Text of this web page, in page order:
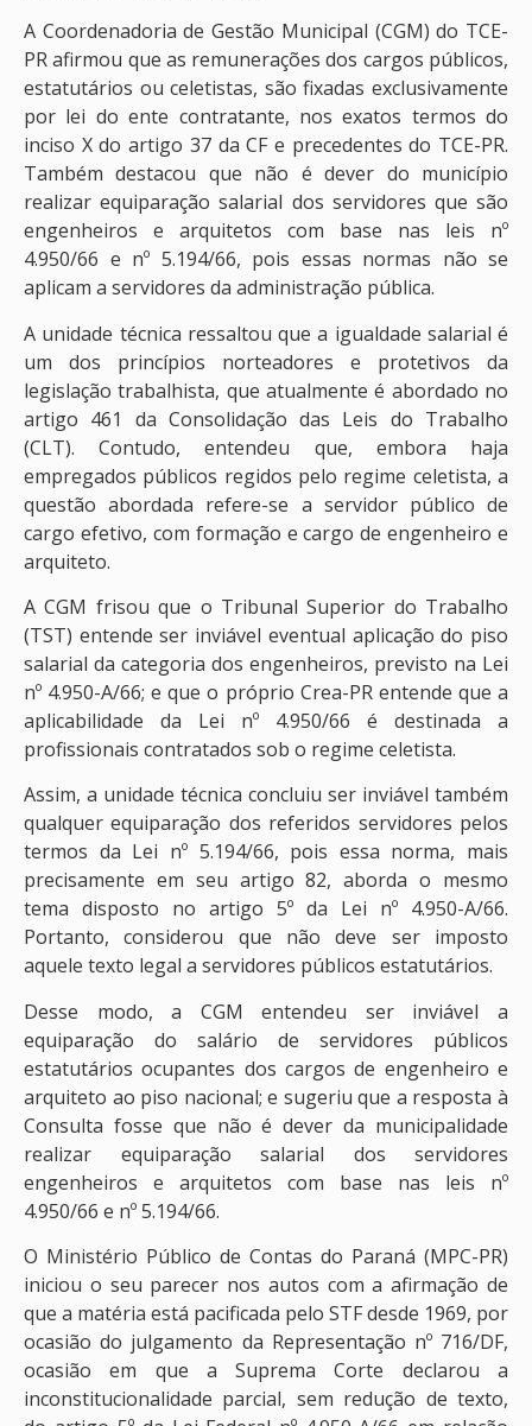
A Coordenadoria de Gestão Municipal (CGM) do TCE-
PR afirmou que as remunerações dos cargos públicos,
estatutários ou celetistas, são fixadas exclusivamente
por lei do ente contratante, nos exatos termos do
inciso X do artigo 37 da CF e precedentes do TCE-PR.
Também destacou que não é dever do município
realizar equiparação salarial dos servidores que são
engenheiros e arquitetos com base nas leis nº
4.950/66 e nº 5.194/66, pois essas normas não se
aplicam a servidores da administração pública.
A unidade técnica ressaltou que a igualdade salarial é
um dos princípios norteadores e protetivos da
legislação trabalhista, que atualmente é abordado no
artigo 461 da Consolidação das Leis do Trabalho
(CLT). Contudo, entendeu que, embora haja
empregados públicos regidos pelo regime celetista, a
questão abordada refere-se a servidor público de
cargo efetivo, com formação e cargo de engenheiro e
arquiteto.
A CGM frisou que o Tribunal Superior do Trabalho
(TST) entende ser inviável eventual aplicação do piso
salarial da categoria dos engenheiros, previsto na Lei
nº 4.950-A/66; e que o próprio Crea-PR entende que a
aplicabilidade da Lei nº 4.950/66 é destinada a
profissionais contratados sob o regime celetista.
Assim, a unidade técnica concluiu ser inviável também
qualquer equiparação dos referidos servidores pelos
termos da Lei nº 5.194/66, pois essa norma, mais
precisamente em seu artigo 82, aborda o mesmo
tema disposto no artigo 5º da Lei nº 4.950-A/66.
Portanto, considerou que não deve ser imposto
aquele texto legal a servidores públicos estatutários.
Desse modo, a CGM entendeu ser inviável a
equiparação do salário de servidores públicos
estatutários ocupantes dos cargos de engenheiro e
arquiteto ao piso nacional; e sugeriu que a resposta à
Consulta fosse que não é dever da municipalidade
realizar equiparação salarial dos servidores
engenheiros e arquitetos com base nas leis nº
4.950/66 e nº 5.194/66.
O Ministério Público de Contas do Paraná (MPC-PR)
iniciou o seu parecer nos autos com a afirmação de
que a matéria está pacificada pelo STF desde 1969, por
ocasião do julgamento da Representação nº 716/DF,
ocasião em que a Suprema Corte declarou a
inconstitucionalidade parcial, sem redução de texto,